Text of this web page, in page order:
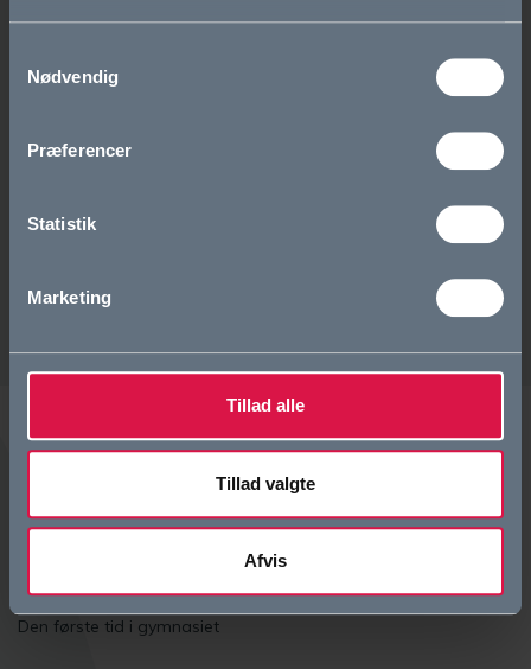
Nødvendig
Præferencer
Statistik
Marketing
Tillad alle
Tillad valgte
Afvis
AI:
Ikke altid kildehenvisning og/eller dårlige kilder.
Den første tid i gymnasiet